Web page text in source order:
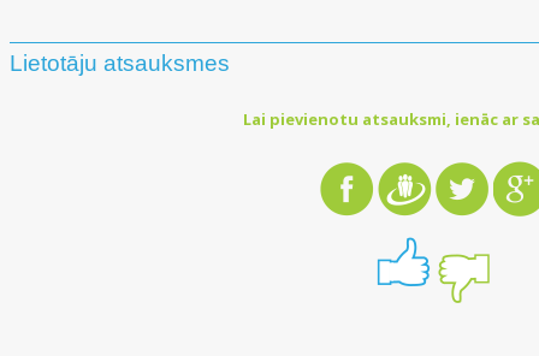
Lietotāju atsauksmes
Lai pievienotu atsauksmi, ienāc ar